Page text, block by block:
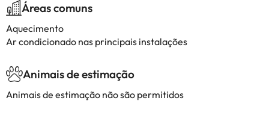
Áreas comuns
Aquecimento
Ar condicionado nas principais instalações
Animais de estimação
Animais de estimação não são permitidos